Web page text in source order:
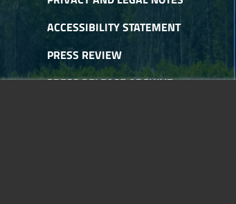
ACCESSIBILITY STATEMENT
PRESS REVIEW
PRESS RELEASE ARCHIVE